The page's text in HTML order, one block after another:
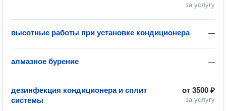
за услугу
—
высотные работы при установке кондиционера
—
алмазное бурение
от 3500 ₽
за услугу
дезинфекция кондиционера и сплит
системы